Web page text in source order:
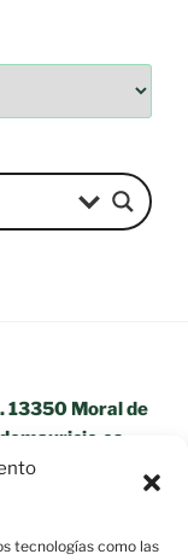
tecnologías como las
13350 Moral de